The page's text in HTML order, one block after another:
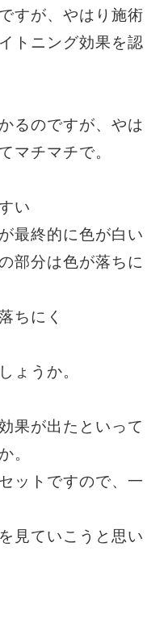
すが、やはり施術
トニング効果を認
るのですが、やは
マチマチで。
い
最終的に色が白い
部分は色が落ちに
ちにく
ょうか。
果が出たといって
。
ットですので、一
見ていこうと思い